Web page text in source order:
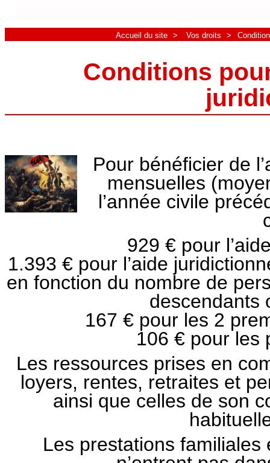
Accueil du site > Vos droits >
Conditions
Pour bénéficier de
mensuelles
l’année civile
929 € pour
1.393 € pour l’aide
en fonction du nombre de
descendants
167 € pour les 2
106 € pour les
Les ressources prises en
loyers, rentes, retraites et
ainsi que celles de son
Les prestations